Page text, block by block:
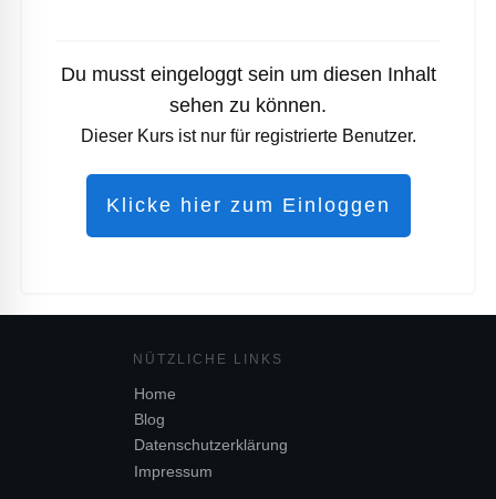
Du musst eingeloggt sein um diesen Inhalt
sehen zu können.
Dieser Kurs ist nur für registrierte Benutzer.
Klicke hier zum Einloggen
NÜTZL ICHE LINKS
Home
Blog
Datenschutzerklärung
Impressum